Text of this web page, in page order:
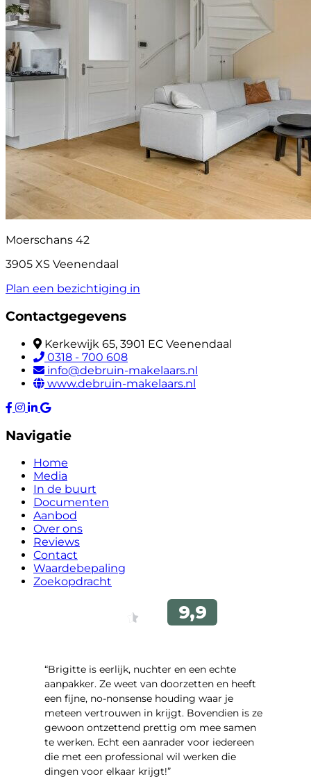
Moerschans 42
3905 XS Veenendaal
Plan een bezichtiging in
Contactgegevens
Kerkewijk 65, 3901 EC Veenendaal
0318 - 700 608
info@debruin-makelaars.nl
www.debruin-makelaars.nl
Navigatie
Home
Media
In de buurt
Documenten
Aanbod
Over ons
Reviews
Contact
Waardebepaling
Zoekopdracht
“Brigitte is eerlijk, nuchter en een echte
aanpakker. Ze weet van doorzetten en heeft
een fijne, no-nonsense houding waar je
meteen vertrouwen in krijgt. Bovendien is ze
gewoon ontzettend prettig om mee samen
te werken. Echt een aanrader voor iedereen
die met een professional wil werken die
dingen voor elkaar krijgt!”